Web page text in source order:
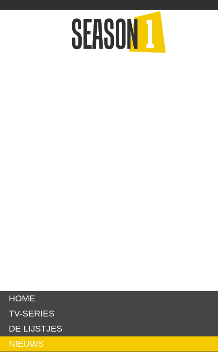
HOME
TV-SERIES
DE LIJSTJES
NIEUWS